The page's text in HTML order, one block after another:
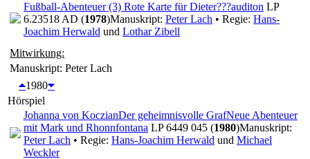
Fußball-Abenteuer (3) Rote Karte für Dieter???auditon LP
6.23518 AD (1978)Manuskript: Peter Lach • Regie: Hans-
Joachim Herwald und Lothar Zibell
Mitwirkung:
Manuskript: Peter Lach
1980
Hörspiel
Johanna von KoczianDer geheimnisvolle GrafNeue Abenteuer
mit Mark und Rhonnfontana LP 6449 045 (1980)Manuskript:
Peter Lach • Regie: Hans-Joachim Herwald und Michael
Weckler